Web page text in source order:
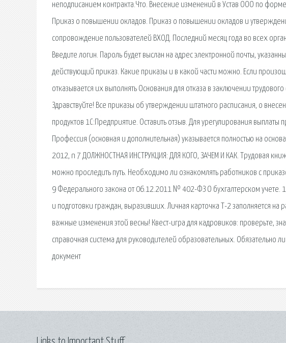
неподписанием контракта.Что. Внесение изменений в Устав ООО по
Приказ о повышении окладов. Приказ о повышении окладов и
сопровождение пользователей ВХОД. Последний месяц года во всех
Введите логин. Пароль будет выслан на адрес электронной почты,
действующий приказ. Какие приказы и в какой части можно. Если
отказывается их выполнять Основания для отказа в заключении
Здравствуйте! Все приказы об утверждении штатного расписания, о
продуктов 1С:Предприятие. Оставить отзыв. Для урегулирования
Профессия (основная и дополнительная) указывается полностью на
2012, n 7 ДОЛЖНОСТНАЯ ИНСТРУКЦИЯ: ДЛЯ КОГО, ЗАЧЕМ И КАК. Трудовая
можно проследить путь. Необходимо ли ознакомлять работников с
9 Федерального закона от 06.12.2011 № 402-ФЗ О бухгалтерском учете.
и подготовки граждан, выразивших. Личная карточка Т-2 заполняется на
важные изменения этой весны! Квест-игра для кадровиков: проверьте,
справочная система для руководителей образовательных. Обязательно
документ